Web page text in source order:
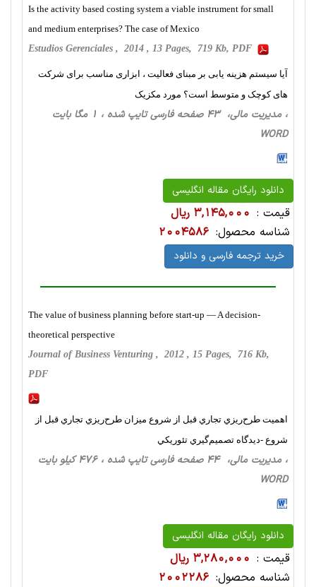
Is the activity based costing system a viable instrument for small
and medium enterprises? The case of Mexico
Estudios Gerenciales , 2014 , 13 Pages, 719 Kb, PDF
آیا سیستم هزینه یابی بر مبنای فعالیت ، ابزاری مناسب برای شرکت
های کوچک و متوسط است؟ مورد مکزیک
، مدیریت مالی، 43 صفحه فارسی تایپ شده ، 1 مگا بایت
WORD
دانلود رایگان مقاله انگلیسی
قیمت : 3,145,000 ریال
شناسه محصول: 2004586
خرید ترجمه فارسی و دانلود
The value of business planning before start-up — A decision-
theoretical perspective
Journal of Business Venturing , 2012 , 15 Pages, 716 Kb,
PDF
اهميت طرح‌ريزي تجاري قبل از شروع ميزان طرح‌ريزي تجاري قبل از
شروع -ديدگاه تصميم‌گيري تئوريكي
، مدیریت مالی، 44 صفحه فارسی تایپ شده ، 476 کیلو بایت
WORD
دانلود رایگان مقاله انگلیسی
قیمت : 3,280,000 ریال
شناسه محصول: 2002286